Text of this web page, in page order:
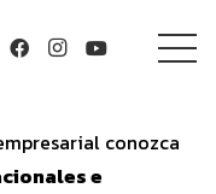
conozca
e